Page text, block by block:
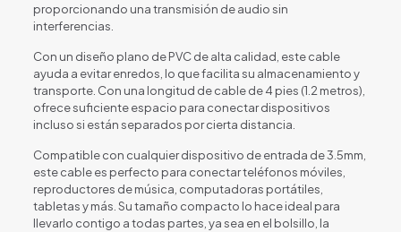
proporcionando una transmisión de audio sin
interferencias.
Con un diseño plano de PVC de alta calidad, este cable
ayuda a evitar enredos, lo que facilita su almacenamiento y
transporte. Con una longitud de cable de 4 pies (1.2 metros),
ofrece suficiente espacio para conectar dispositivos
incluso si están separados por cierta distancia.
Compatible con cualquier dispositivo de entrada de 3.5mm,
este cable es perfecto para conectar teléfonos móviles,
reproductores de música, computadoras portátiles,
tabletas y más. Su tamaño compacto lo hace ideal para
llevarlo contigo a todas partes, ya sea en el bolsillo, la